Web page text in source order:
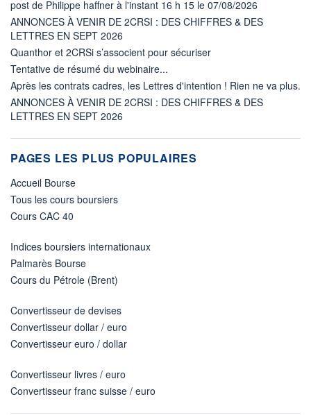
post de Philippe haffner à l'instant 16 h 15 le 07/08/2026
ANNONCES À VENIR DE 2CRSI : DES CHIFFRES & DES
LETTRES EN SEPT 2026
Quanthor et 2CRSi s’associent pour sécuriser
Tentative de résumé du webinaire...
Après les contrats cadres, les Lettres d'intention ! Rien ne va plus.
ANNONCES À VENIR DE 2CRSI : DES CHIFFRES & DES
LETTRES EN SEPT 2026
PAGES LES PLUS POPULAIRES
Accueil Bourse
Tous les cours boursiers
Cours CAC 40
Indices boursiers internationaux
Palmarès Bourse
Cours du Pétrole (Brent)
Convertisseur de devises
Convertisseur dollar / euro
Convertisseur euro / dollar
Convertisseur livres / euro
Convertisseur franc suisse / euro